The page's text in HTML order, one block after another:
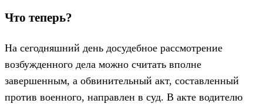
Что теперь?
На сегодняшний день досудебное рассмотрение
возбужденного дела можно считать вполне
завершенным, а обвинительный акт, составленный
против военного, направлен в суд. В акте водителю